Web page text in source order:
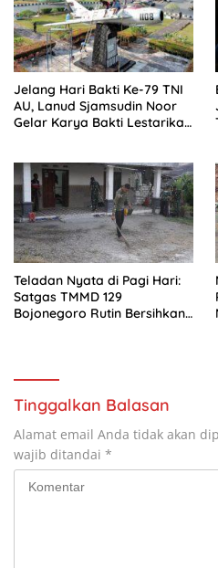
Jelang Hari Bakti Ke-79 TNI
AU, Lanud Sjamsudin Noor
Gelar Karya Bakti Lestarikan
Teladan Nyata di Pagi Hari:
Satgas TMMD 129
Bojonegoro Rutin Bersihkan
Tinggalkan Balasan
Alamat email Anda tidak akan
wajib ditandai *